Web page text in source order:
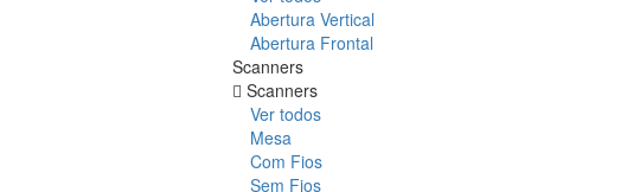
Abertura Vertical
Abertura Frontal
Scanners
Scanners
Ver todos
Mesa
Com Fios
Sem Fios